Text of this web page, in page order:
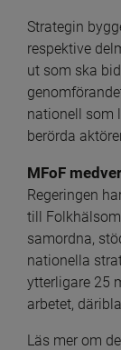
Strategin
respektive
ut som ska
nationell som
berörda
MFoF
Regeringen
till
samordna,
nationella
ytterligare 25
arbetet,
Läs mer om